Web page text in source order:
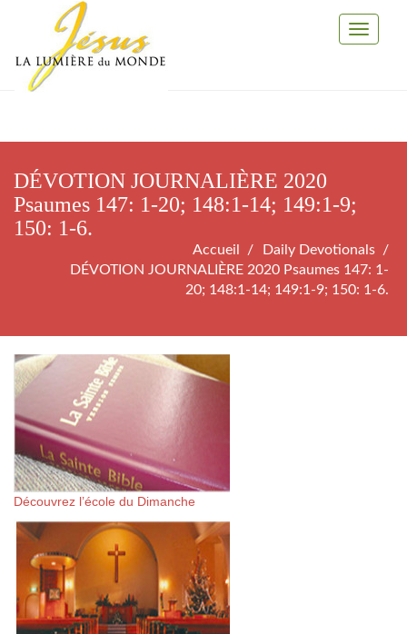
Toggle
DÉVOTION JOURNALIÈRE 2020
Psaumes 147: 1-20; 148:1-14; 149:1-9;
150: 1-6.
Accueil
Daily Devotionals
DÉVOTION JOURNALIÈRE 2020 Psaumes 147: 1-
20; 148:1-14; 149:1-9; 150: 1-6.
Découvrez l’école du Dimanche